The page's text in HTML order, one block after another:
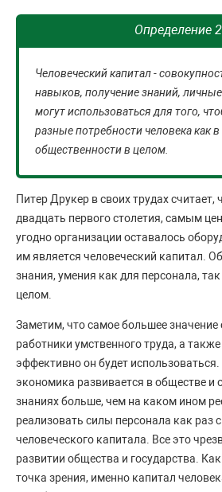
Определение 2
Человеческий капитал -
навыков, получение знаний,
могут использоваться для того,
разные потребности человека как в
общественности в целом.
Питер Друкер в своих трудах считает,
двадцать первого столетия, самым
угодно организации оставалось
им является человеческий капитал.
знания, умения как для персонала,
целом.
Заметим, что самое большее значение
работники умственного труда, а
эффективно он будет
экономика развивается в обществе и
знаниях больше, чем на каком ином
реализовать силы персонала как раз
человеческого капитала. Все это
развитии общества и государства.
точка зрения, именно капитал